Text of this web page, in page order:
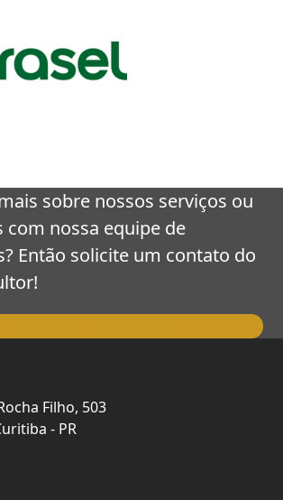
sobre nossos serviços ou
com nossa equipe de
Então solicite um contato do
Filho, 503
- PR